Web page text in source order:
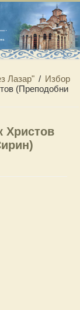
Лазар" / Избор
(Преподобни
Христов